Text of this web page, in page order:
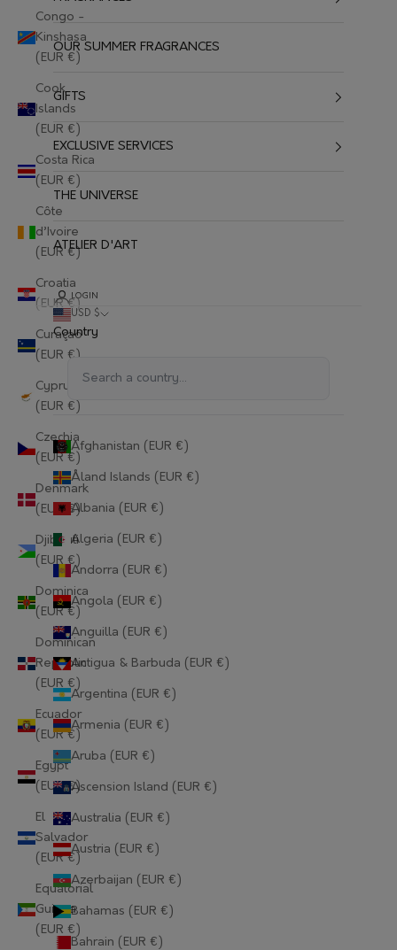
Congo -
Kinshasa
(EUR €)
Cook
Islands
(EUR €)
Costa Rica
(EUR €)
Côte
d’Ivoire
(EUR €)
Croatia
(EUR €)
Curaçao
(EUR €)
Cyprus
(EUR €)
Czechia
(EUR €)
Denmark
(EUR €)
Djibouti
(EUR €)
Dominica
(EUR €)
Dominican
Republic
(EUR €)
Ecuador
(EUR €)
Egypt
(EUR €)
El
Salvador
(EUR €)
Equatorial
Guinea
(EUR €)
OUR SUMMER FRAGRANCES
GIFTS
EXCLUSIVE SERVICES
THE UNIVERSE
ATELIER D'ART
LOGIN
USD $
Country
Afghanistan (EUR €)
Åland Islands (EUR €)
Albania (EUR €)
Algeria (EUR €)
Andorra (EUR €)
Angola (EUR €)
Anguilla (EUR €)
Antigua & Barbuda (EUR €)
Argentina (EUR €)
Armenia (EUR €)
Aruba (EUR €)
Ascension Island (EUR €)
Australia (EUR €)
Austria (EUR €)
Azerbaijan (EUR €)
Bahamas (EUR €)
Bahrain (EUR €)